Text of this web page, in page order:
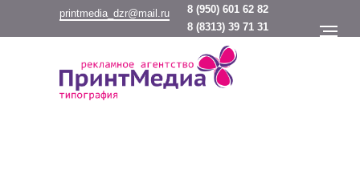
8 (950) 601 62 82
printmedia_dzr@mail.ru
8 (8313) 39 71 31